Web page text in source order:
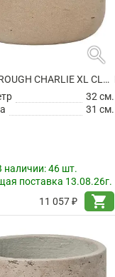
search
КАШПО ROUGH CHARLIE XL CLAY WASHED
32 см.
31 см.
наличии:46 шт.
поставка 13.08.26г.
11 057 ₽
shopping_cart